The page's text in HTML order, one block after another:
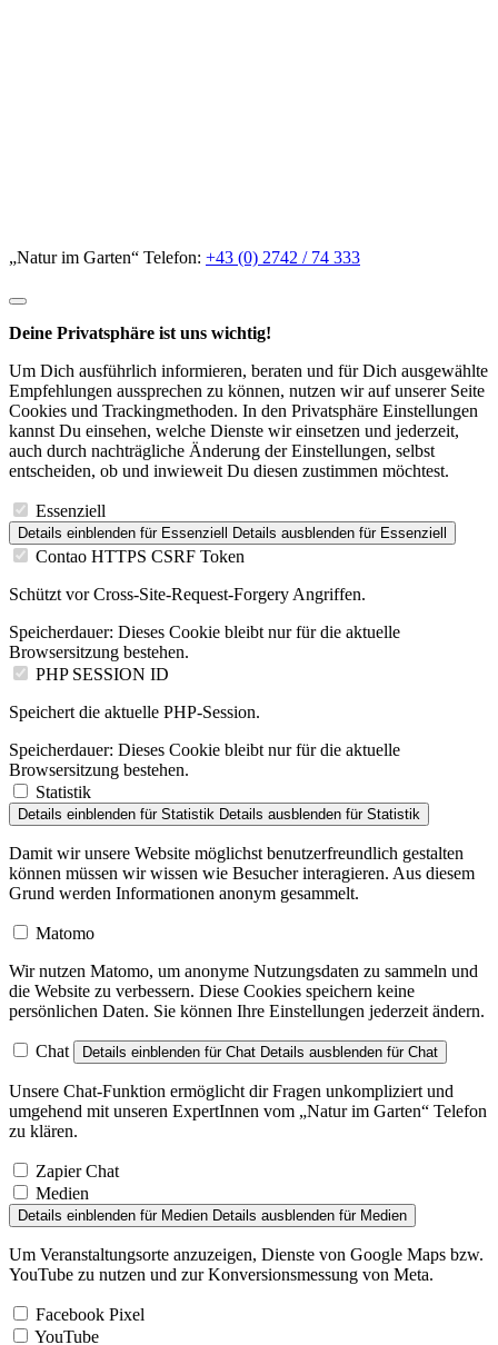
„Natur im Garten“ Telefon: +43 (0) 2742 / 74 333
Deine Privatsphäre ist uns wichtig!
Um Dich ausführlich informieren, beraten und für Dich ausgewählte
Empfehlungen aussprechen zu können, nutzen wir auf unserer Seite
Cookies und Trackingmethoden. In den Privatsphäre Einstellungen
kannst Du einsehen, welche Dienste wir einsetzen und jederzeit,
auch durch nachträgliche Änderung der Einstellungen, selbst
entscheiden, ob und inwieweit Du diesen zustimmen möchtest.
Essenziell
Details einblenden für Essenziell Details ausblenden für Essenziell
Contao HTTPS CSRF Token
Schützt vor Cross-Site-Request-Forgery Angriffen.
Speicherdauer: Dieses Cookie bleibt nur für die aktuelle
Browsersitzung bestehen.
PHP SESSION ID
Speichert die aktuelle PHP-Session.
Speicherdauer: Dieses Cookie bleibt nur für die aktuelle
Browsersitzung bestehen.
Statistik
Details einblenden für Statistik Details ausblenden für Statistik
Damit wir unsere Website möglichst benutzerfreundlich gestalten
können müssen wir wissen wie Besucher interagieren. Aus diesem
Grund werden Informationen anonym gesammelt.
Matomo
Wir nutzen Matomo, um anonyme Nutzungsdaten zu sammeln und
die Website zu verbessern. Diese Cookies speichern keine
persönlichen Daten. Sie können Ihre Einstellungen jederzeit ändern.
Chat Details einblenden für Chat Details ausblenden für Chat
Unsere Chat-Funktion ermöglicht dir Fragen unkompliziert und
umgehend mit unseren ExpertInnen vom „Natur im Garten“ Telefon
zu klären.
Zapier Chat
Medien
Details einblenden für Medien Details ausblenden für Medien
Um Veranstaltungsorte anzuzeigen, Dienste von Google Maps bzw.
YouTube zu nutzen und zur Konversionsmessung von Meta.
Facebook Pixel
YouTube